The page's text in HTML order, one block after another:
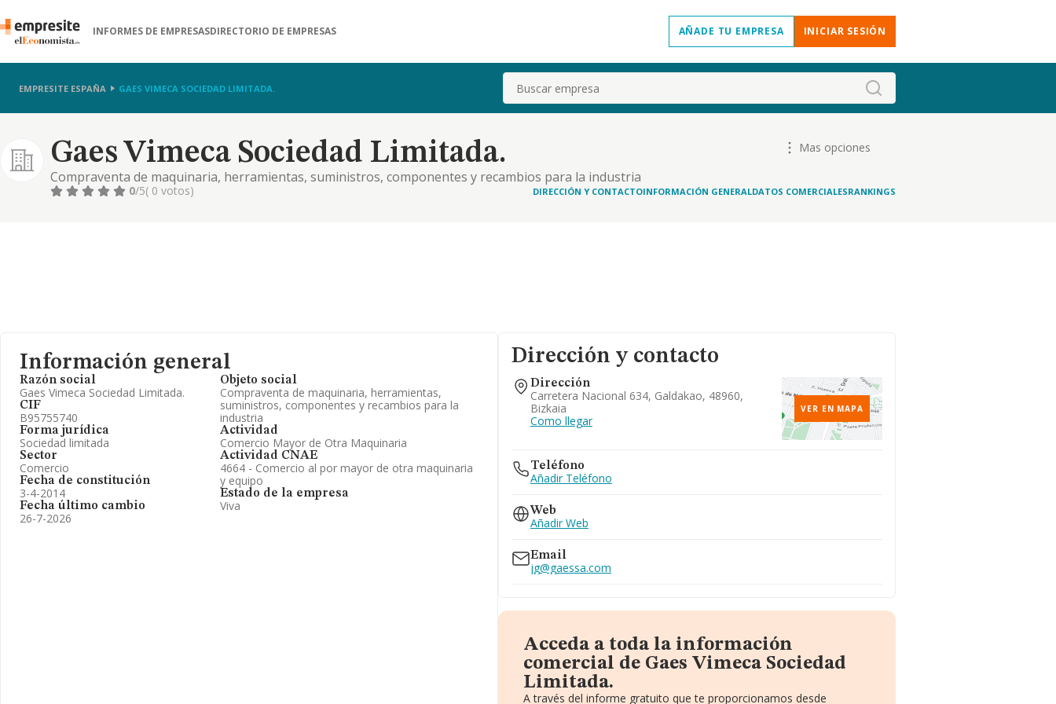
INFORMES DE EMPRESASDIRECTORIO DE EMPRESAS AÑADE TU EMPRESA INICIAR SESIÓN
EMPRESITE ESPAÑA GAES VIMECA SOCIEDAD LIMITADA. Buscar
Gaes Vimeca Sociedad Limitada.
Compraventa de maquinaria, herramientas, suministros, componentes y recambios para la industria
Mas opciones
0/5( 0 votos) DIRECCIÓN Y CONTACTOINFORMACIÓN GENERALDATOS COMERCIALESRANKINGS
Información general
Razón social
Gaes Vimeca Sociedad Limitada.
CIF
B95755740
Forma jurídica
Sociedad limitada
Sector
Comercio
Fecha de constitución
3-4-2014
Fecha último cambio
26-7-2026
Objeto social
Compraventa de maquinaria, herramientas,
suministros, componentes y recambios para la
industria
Actividad
Comercio Mayor de Otra Maquinaria
Actividad CNAE
4664 - Comercio al por mayor de otra maquinaria
y equipo
Estado de la empresa
Viva
Dirección y contacto
Dirección
Carretera Nacional 634, Galdakao, 48960,
Bizkaia
Como llegar
VER EN MAPA
Teléfono
Añadir Teléfono
Web
Añadir Web
Email
jg@gaessa.com
Acceda a toda la información
comercial de Gaes Vimeca Sociedad
Limitada.
A través del informe gratuito que te proporcionamos desde